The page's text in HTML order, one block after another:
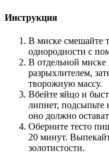
Инструкция
В миске смешайте
однородности с
В отдельной миске
разрыхлителем,
творожную массу.
Вбейте яйцо и
липнет,
оно должно
Оберните тесто
20 минут.
золотистости.